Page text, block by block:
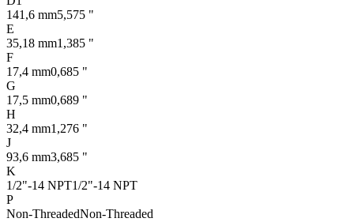
141,6 mm5,575 "
E
35,18 mm1,385 "
F
17,4 mm0,685 "
G
17,5 mm0,689 "
H
32,4 mm1,276 "
J
93,6 mm3,685 "
K
1/2"-14 NPT1/2"-14 NPT
P
Non-ThreadedNon-Threaded